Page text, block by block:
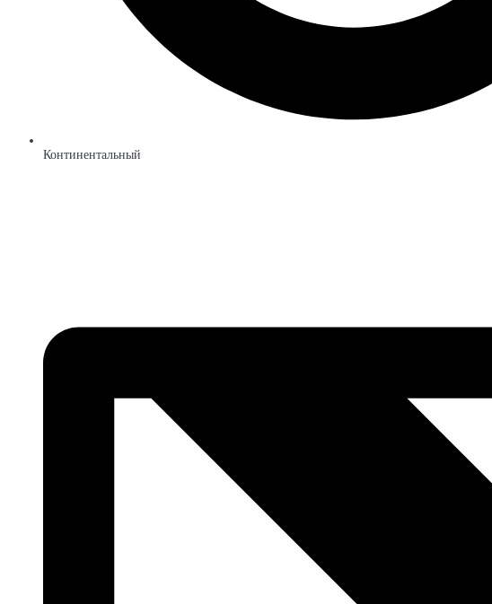
Континентальный